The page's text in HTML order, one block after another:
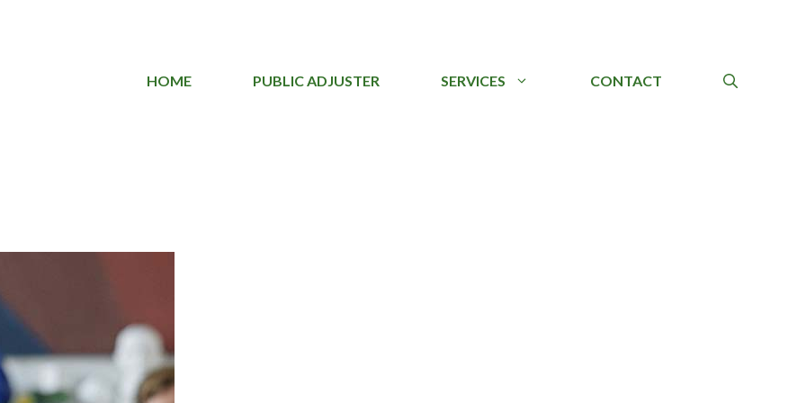
HOME PUBLIC ADJUSTER SERVICES CONTACT